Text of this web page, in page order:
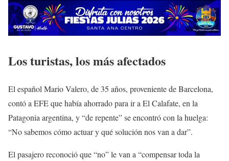
Los turistas, los más afectados
El español Mario Valero, de 35 años, proveniente de Barcelona,
contó a EFE que había ahorrado para ir a El Calafate, en la
Patagonia argentina, y “de repente” se encontró con la huelga:
“No sabemos cómo actuar y qué solución nos van a dar”.
El pasajero reconoció que “no” le van a “compensar toda la